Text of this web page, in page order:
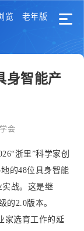
览 老年版
身智能产
会
浙里”科学家创
的48位具身智能
战。这是继
的2.0版本。
家选育工作的延